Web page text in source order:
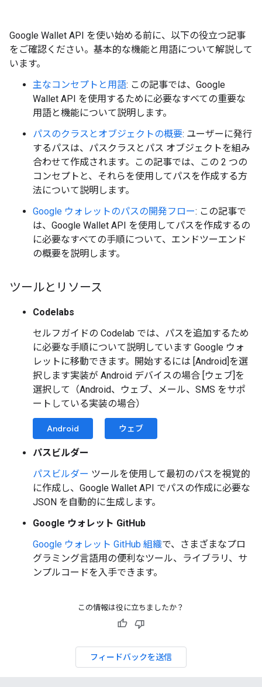
Google Wallet API を使い始める前に、以下の役立つ記事
をご確認ください。基本的な機能と用語について解説して
います。
主なコンセプトと用語: この記事では、Google
Wallet API を使用するために必要なすべての重要な
用語と機能について説明します。
パスのクラスとオブジェクトの概要: ユーザーに発行
するパスは、パスクラスとパス オブジェクトを組み
合わせて作成されます。この記事では、この 2 つの
コンセプトと、それらを使用してパスを作成する方
法について説明します。
Google ウォレットのパスの開発フロー: この記事で
は、Google Wallet API を使用してパスを作成するの
に必要なすべての手順について、エンドツーエンド
の概要を説明します。
ツールとリソース
Codelabs
セルフガイドの Codelab では、パスを追加するため
に必要な手順について説明しています Google ウォ
レットに移動できます。開始するには [Android]を選
択します実装が Android デバイスの場合 [ウェブ]を
選択して（Android、ウェブ、メール、SMS をサポ
ートしている実装の場合）
Android ウェブ
パスビルダー
パスビルダー ツールを使用して最初のパスを視覚的
に作成し、Google Wallet API でパスの作成に必要な
JSON を自動的に生成します。
Google ウォレット GitHub
Google ウォレット GitHub 組織で、さまざまなプロ
グラミング言語用の便利なツール、ライブラリ、サ
ンプルコードを入手できます。
この情報は役に立ちましたか？
フィードバックを送信